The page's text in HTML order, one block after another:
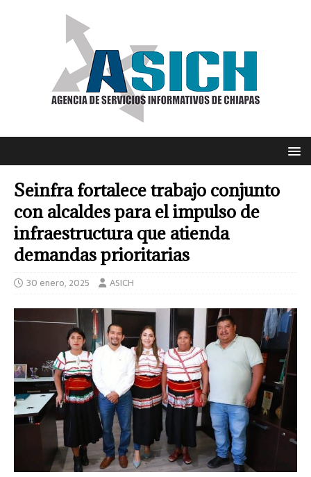
Seinfra fortalece trabajo conjunto
con alcaldes para el impulso de
infraestructura que atienda
demandas prioritarias
30 enero, 2025 ASICH